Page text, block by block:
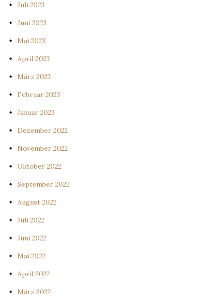
Juli 2023
Juni 2023
Mai 2023
April 2023
März 2023
Februar 2023
Januar 2023
Dezember 2022
November 2022
Oktober 2022
September 2022
August 2022
Juli 2022
Juni 2022
Mai 2022
April 2022
März 2022